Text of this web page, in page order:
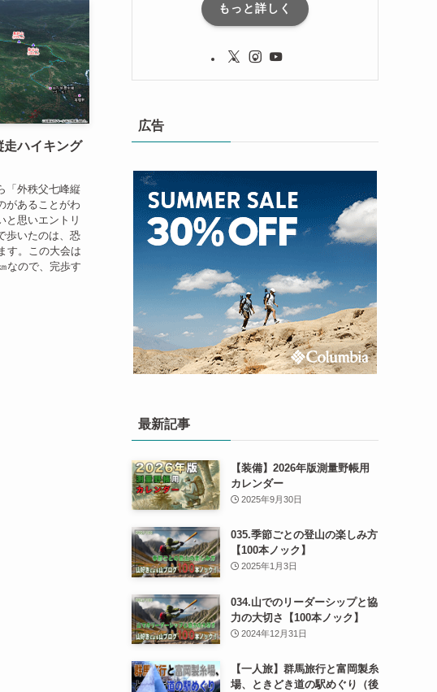
走ハイキング
「外秩父七峰縦
があることがわ
と思いエントリ
歩いたのは、恐
す。この大会は
なので、完歩す
もっと詳しく
広告
最新記事
【装備】2026年版測量野帳用
カレンダー
2025年9月30日
035.季節ごとの登山の楽しみ方
【100本ノック】
2025年1月3日
034.山でのリーダーシップと協
力の大切さ【100本ノック】
2024年12月31日
【一人旅】群馬旅行と富岡製糸
場、ときどき道の駅めぐり（後